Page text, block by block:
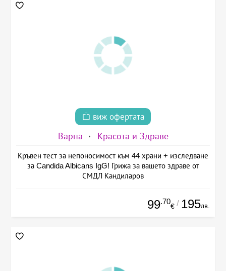
виж офертата
Варна Красота и Здраве
Кръвен тест за непоносимост към 44 храни + изследване
за Candida Albicans IgG! Грижа за вашето здраве от
СМДЛ Кандиларов
99.70
€ / 195лв.